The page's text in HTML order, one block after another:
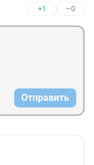
+1 –0
Отправить